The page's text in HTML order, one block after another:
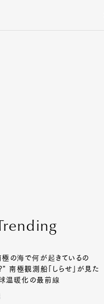
極の海で何が起きているの
南極観測船「しらせ」が見た
温暖化の最前線